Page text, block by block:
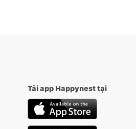
Tải app Happynest tại